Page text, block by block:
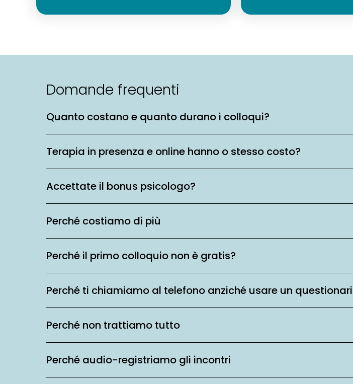
Domande frequenti
Quanto costano e quanto durano i colloqui?
Terapia in presenza e online hanno o stesso costo?
Accettate il bonus psicologo?
Perché costiamo di più
Perché il primo colloquio non è gratis?
Perché ti chiamiamo al telefono anziché usare un
Perché non trattiamo tutto
Perché audio-registriamo gli incontri